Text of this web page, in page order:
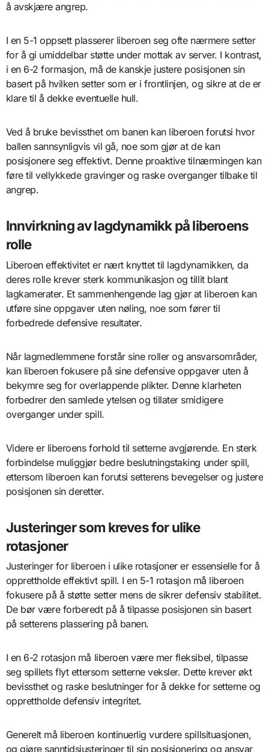
å avskjære angrep.
I en 5-1 oppsett plasserer liberoen seg ofte nærmere setter
for å gi umiddelbar støtte under mottak av server. I kontrast,
i en 6-2 formasjon, må de kanskje justere posisjonen sin
basert på hvilken setter som er i frontlinjen, og sikre at de er
klare til å dekke eventuelle hull.
Ved å bruke bevissthet om banen kan liberoen forutsi hvor
ballen sannsynligvis vil gå, noe som gjør at de kan
posisjonere seg effektivt. Denne proaktive tilnærmingen kan
føre til vellykkede gravinger og raske overganger tilbake til
angrep.
Innvirkning av lagdynamikk på liberoens
rolle
Liberoen effektivitet er nært knyttet til lagdynamikken, da
deres rolle krever sterk kommunikasjon og tillit blant
lagkamerater. Et sammenhengende lag gjør at liberoen kan
utføre sine oppgaver uten nøling, noe som fører til
forbedrede defensive resultater.
Når lagmedlemmene forstår sine roller og ansvarsområder,
kan liberoen fokusere på sine defensive oppgaver uten å
bekymre seg for overlappende plikter. Denne klarheten
forbedrer den samlede ytelsen og tillater smidigere
overganger under spill.
Videre er liberoens forhold til setterne avgjørende. En sterk
forbindelse muliggjør bedre beslutningstaking under spill,
ettersom liberoen kan forutsi setterens bevegelser og justere
posisjonen sin deretter.
Justeringer som kreves for ulike
rotasjoner
Justeringer for liberoen i ulike rotasjoner er essensielle for å
opprettholde effektivt spill. I en 5-1 rotasjon må liberoen
fokusere på å støtte setter mens de sikrer defensiv stabilitet.
De bør være forberedt på å tilpasse posisjonen sin basert
på setterens plassering på banen.
I en 6-2 rotasjon må liberoen være mer fleksibel, tilpasse
seg spillets flyt ettersom setterne veksler. Dette krever økt
bevissthet og raske beslutninger for å dekke for setterne og
opprettholde defensiv integritet.
Generelt må liberoen kontinuerlig vurdere spillsituasjonen,
og gjøre sanntidsjusteringer til sin posisjonering og ansvar